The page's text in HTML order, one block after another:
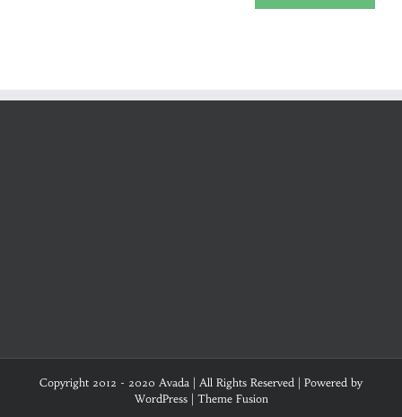
Copyright 2012 - 2020 Avada | All Rights Reserved | Powered by
WordPress| Theme Fusion